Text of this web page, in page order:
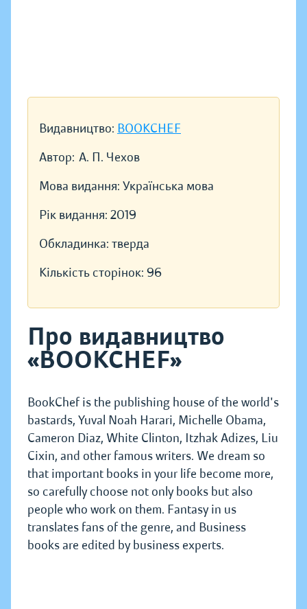
Видавництво: BOOKCHEF
Автор: А. П. Чехов
Мова видання: Українська мова
Рік видання: 2019
Обкладинка: тверда
Кількість сторінок: 96
Про видавництво
«BOOKCHEF»
BookChef is the publishing house of the world's
bastards, Yuval Noah Harari, Michelle Obama,
Cameron Diaz, White Clinton, Itzhak Adizes, Liu
Cixin, and other famous writers. We dream so
that important books in your life become more,
so carefully choose not only books but also
people who work on them. Fantasy in us
translates fans of the genre, and Business
books are edited by business experts.